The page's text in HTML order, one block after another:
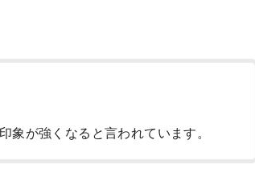
象が強くなると言われています。